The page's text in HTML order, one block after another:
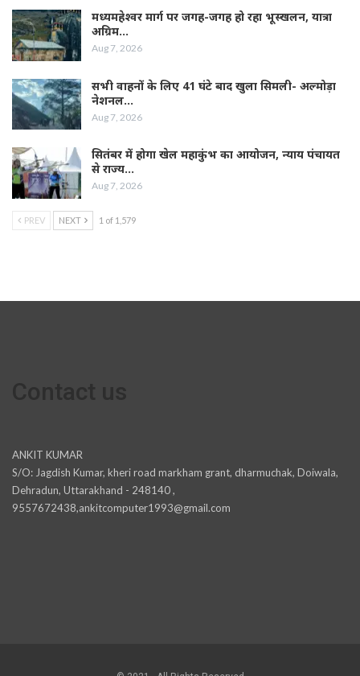
मध्यमहेश्वर मार्ग पर जगह-जगह हो रहा भूस्खलन, यात्रा
अग्रिम…
Aug 7, 2026
सभी वाहनों के लिए 41 घंटे बाद खुला सिमली- अल्मोड़ा
नेशनल…
Aug 7, 2026
सितंबर में होगा खेल महाकुंभ का आयोजन, न्याय पंचायत
से राज्य…
Aug 7, 2026
PREV NEXT 1 of 1,579
ANKIT KUMAR
S/O: Jagdish Kumar, kheri road markham grant, dharmuchak, Doiwala,
Dehradun, Uttarakhand - 248140 ,
9557672438,ankitcomputer1993@gmail.com